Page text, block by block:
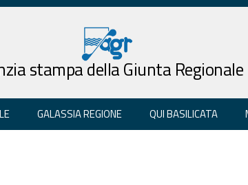
stampa della Giunta Regionale
GALASSIA REGIONE QUI BASILICATA